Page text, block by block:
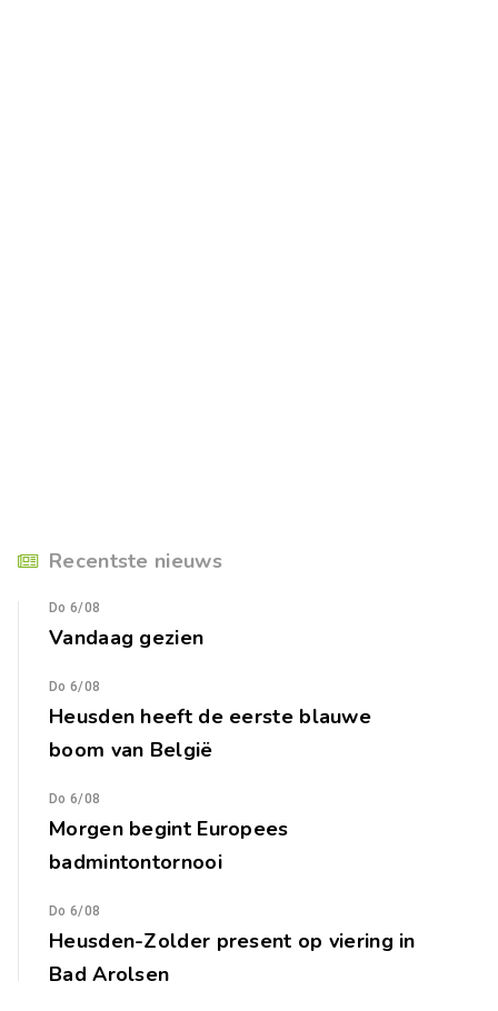
Recentste nieuws
Do 6/08
Vandaag gezien
Do 6/08
Heusden heeft de eerste blauwe
boom van België
Do 6/08
Morgen begint Europees
badmintontornooi
Do 6/08
Heusden-Zolder present op viering in
Bad Arolsen